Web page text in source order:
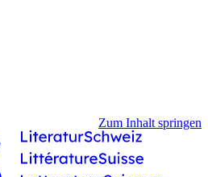
Zum Inhalt springen